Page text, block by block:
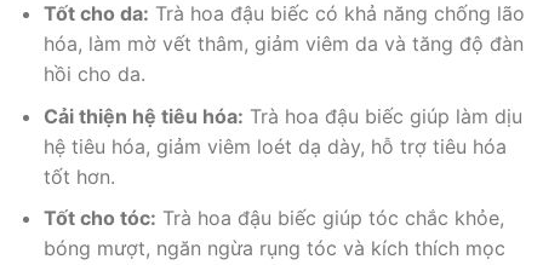
Tốt cho da: Trà hoa đậu biếc có khả năng chống lão
hóa, làm mờ vết thâm, giảm viêm da và tăng độ đàn
hồi cho da.
Cải thiện hệ tiêu hóa: Trà hoa đậu biếc giúp làm dịu
hệ tiêu hóa, giảm viêm loét dạ dày, hỗ trợ tiêu hóa
tốt hơn.
Tốt cho tóc: Trà hoa đậu biếc giúp tóc chắc khỏe,
bóng mượt, ngăn ngừa rụng tóc và kích thích mọc